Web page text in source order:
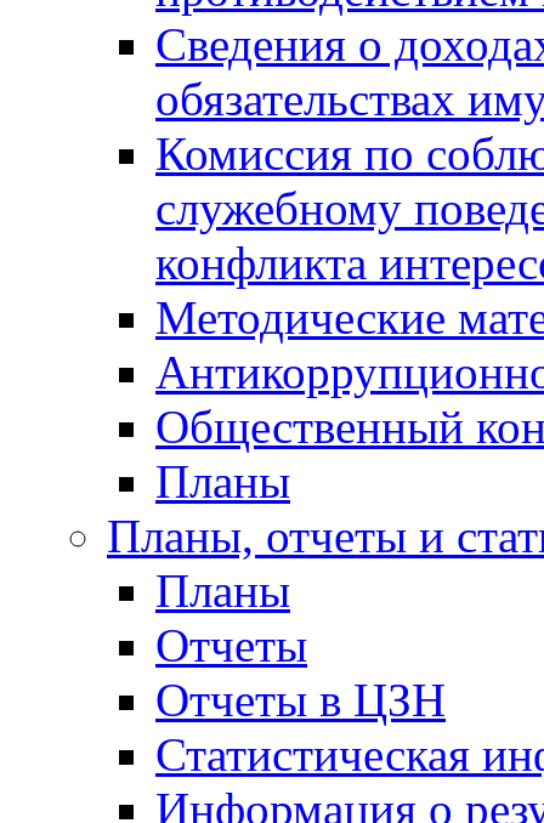
Сведения о
обязательствах
Комиссия по
служебному
конфликта
Методические
Общественный
Планы
Планы, отчеты и
Планы
Отчеты
Отчеты в ЦЗН
Статистическая
Информация о